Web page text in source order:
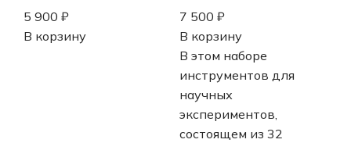
5 900 ₽
В корзину
7 500 ₽
В корзину
В этом наборе
инструментов для
научных
экспериментов,
состоящем из 32